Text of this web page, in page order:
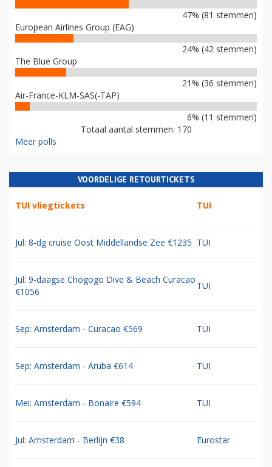
47% (81 stemmen)
European Airlines Group (EAG)
24% (42 stemmen)
The Blue Group
21% (36 stemmen)
Air-France-KLM-SAS(-TAP)
6% (11 stemmen)
Totaal aantal stemmen: 170
Meer polls
VOORDELIGE RETOURTICKETS
TUI vliegtickets TUI
Jul: 8-dg cruise Oost Middellandse Zee €1235 TUI
Jul: 9-daagse Chogogo Dive & Beach Curacao
€1056
TUI
Sep: Amsterdam - Curacao €569 TUI
Sep: Amsterdam - Aruba €614 TUI
Mei: Amsterdam - Bonaire €594 TUI
Jul: Amsterdam - Berlijn €38 Eurostar